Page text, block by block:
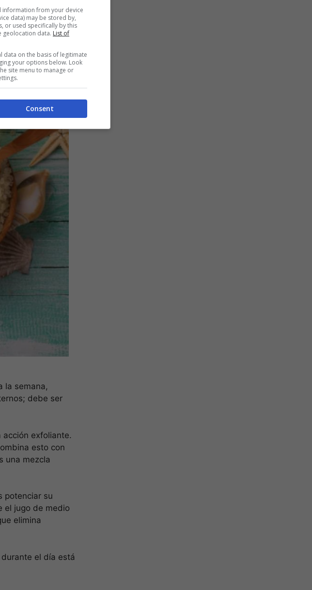
caseros
la semana,
debe ser
acción exfoliante.
esto con
una mezcla
potenciar su
el jugo de medio
elimina
el día está
information from your device
data) may be stored by,
or used specifically by this
geolocation data. List of
data on the basis of legitimate
your options below. Look
site menu to manage or
Consent